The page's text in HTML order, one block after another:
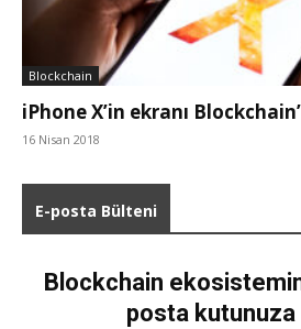
Blockchain
iPhone X’in ekranı
16 Nisan 2018
E-posta Bülteni
Blockchain
posta kutunuza